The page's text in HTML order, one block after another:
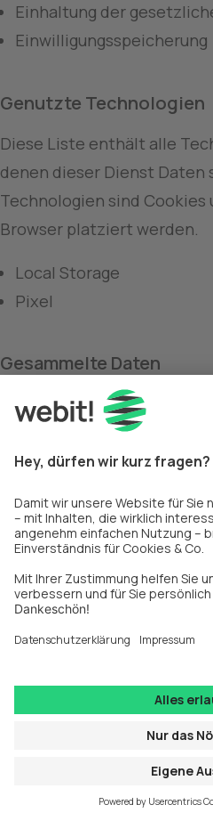
Einhaltung der
Einwilligungsspeicherung
Genutzte Technologien
Diese Liste enthält alle
denen dieser Dienst Daten
Technologien sind Cookies
Browser platziert werden.
Local Storage
Pixel
Gesammelte Daten
Diese Liste enthält alle
die von oder durch die
gesammelt werden.
Opt-in- und Opt-out-
Referrer URL
Benutzereinstellungen
Consent ID
Zeitpunkt der Einwilligung